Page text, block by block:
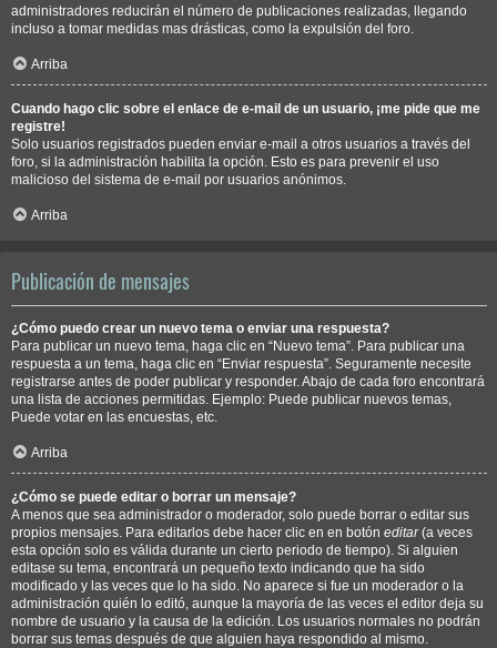
administradores reducirán el número de publicaciones realizadas, llegando
incluso a tomar medidas mas drásticas, como la expulsión del foro.
Arriba
Cuando hago clic sobre el enlace de e-mail de un usuario, ¡me pide que me
registre!
Solo usuarios registrados pueden enviar e-mail a otros usuarios a través del
foro, si la administración habilita la opción. Esto es para prevenir el uso
malicioso del sistema de e-mail por usuarios anónimos.
Arriba
Publicación de mensajes
¿Cómo puedo crear un nuevo tema o enviar una respuesta?
Para publicar un nuevo tema, haga clic en “Nuevo tema”. Para publicar una
respuesta a un tema, haga clic en “Enviar respuesta”. Seguramente necesite
registrarse antes de poder publicar y responder. Abajo de cada foro encontrará
una lista de acciones permitidas. Ejemplo: Puede publicar nuevos temas,
Puede votar en las encuestas, etc.
Arriba
¿Cómo se puede editar o borrar un mensaje?
A menos que sea administrador o moderador, solo puede borrar o editar sus
propios mensajes. Para editarlos debe hacer clic en en botón editar(a veces
esta opción solo es válida durante un cierto periodo de tiempo). Si alguien
editase su tema, encontrará un pequeño texto indicando que ha sido
modificado y las veces que lo ha sido. No aparece si fue un moderador o la
administración quién lo editó, aunque la mayoría de las veces el editor deja su
nombre de usuario y la causa de la edición. Los usuarios normales no podrán
borrar sus temas después de que alguien haya respondido al mismo.